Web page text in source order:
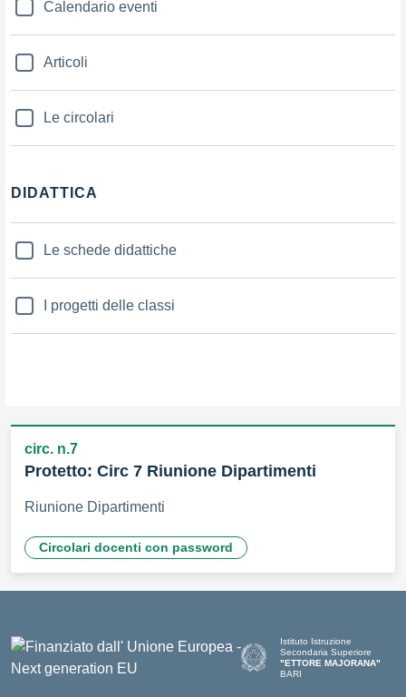
Calendario eventi
Articoli
Le circolari
DIDATTICA
Le schede didattiche
I progetti delle classi
circ. n.7
Protetto: Circ 7 Riunione Dipartimenti
Riunione Dipartimenti
Circolari docenti con password
Istituto Istruzione
Secondaria Superiore
"ETTORE MAJORANA"
BARI